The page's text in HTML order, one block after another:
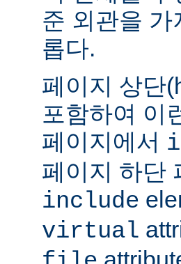
준 외관을
롭다.
페이지 상단
포함하여 이
페이지에서
페이지 하단
include
virtual